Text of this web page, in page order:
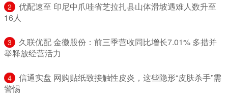
2
​优配速至 印尼中爪哇省芝拉扎县山体滑坡遇难人数升至
16人
3
​久联优配 金徽股份：前三季营收同比增长7.01% 多措并
举释放经营活力
4
​信通实盘 网购贴纸致接触性皮炎，这些隐形“皮肤杀手”需
警惕